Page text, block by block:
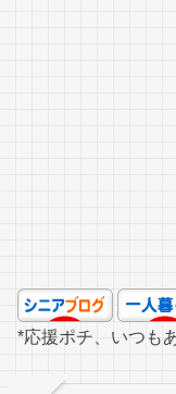
*応援ポチ、いつも